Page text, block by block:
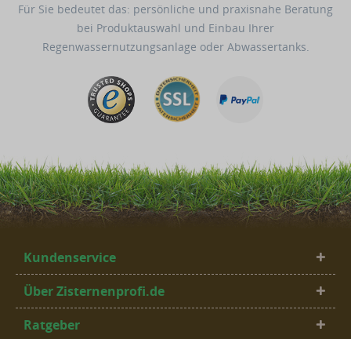
Für Sie bedeutet das: persönliche und praxisnahe Beratung
bei Produktauswahl und Einbau Ihrer
Regenwassernutzungsanlage oder Abwassertanks.
Kundenservice
Über Zisternenprofi.de
Ratgeber